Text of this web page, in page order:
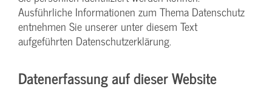
Ausführliche Informationen zum Thema Datenschutz
entnehmen Sie unserer unter diesem Text
aufgeführten Datenschutzerklärung.
Datenerfassung auf dieser Website